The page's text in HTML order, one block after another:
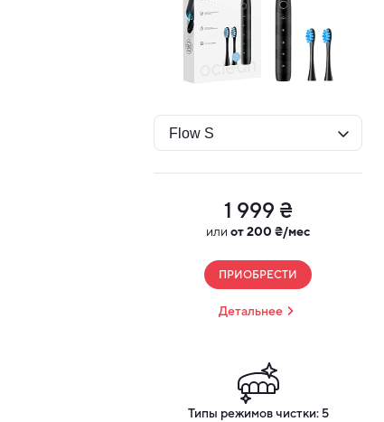
1 999 ₴
или от 200 ₴/мес
ПРИОБРЕСТИ
Детальнее
Типы режимов чистки: 5